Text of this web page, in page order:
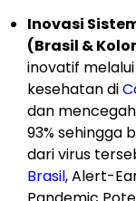
Inovasi
(Brasil &
inovatif
kesehatan di
dan
93% sehingga
dari virus
Brasil, Alert-